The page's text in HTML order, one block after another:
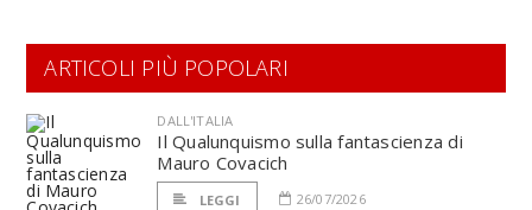
ARTICOLI PIÙ POPOLARI
DALL'ITALIA
Il Qualunquismo sulla fantascienza di
Mauro Covacich
LEGGI 26/07/2026